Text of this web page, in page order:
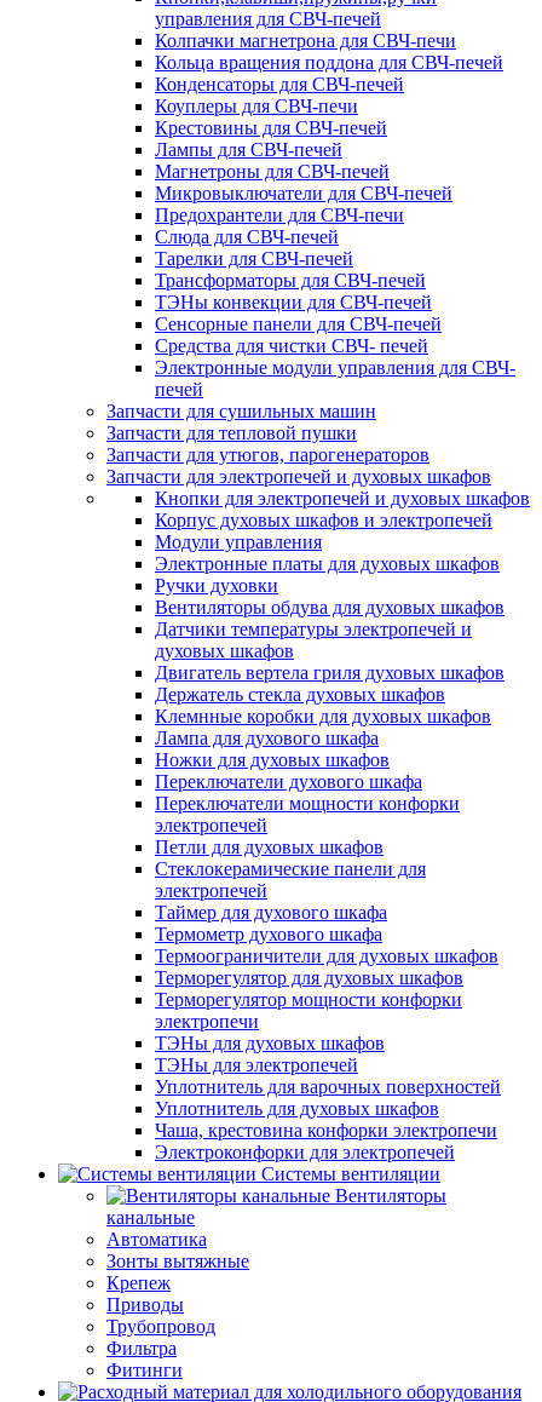
управления для СВЧ-печей
Колпачки магнетрона для СВЧ-печи
Кольца вращения поддона для СВЧ-печей
Конденсаторы для СВЧ-печей
Коуплеры для СВЧ-печи
Крестовины для СВЧ-печей
Лампы для СВЧ-печей
Магнетроны для СВЧ-печей
Микровыключатели для СВЧ-печей
Предохрантели для СВЧ-печи
Слюда для СВЧ-печей
Тарелки для СВЧ-печей
Трансформаторы для СВЧ-печей
ТЭНы конвекции для СВЧ-печей
Сенсорные панели для СВЧ-печей
Средства для чистки СВЧ- печей
Электронные модули управления для СВЧ-
печей
Запчасти для сушильных машин
Запчасти для тепловой пушки
Запчасти для утюгов, парогенераторов
Запчасти для электропечей и духовых шкафов
Кнопки для электропечей и духовых шкафов
Корпус духовых шкафов и электропечей
Модули управления
Электронные платы для духовых шкафов
Ручки духовки
Вентиляторы обдува для духовых шкафов
Датчики температуры электропечей и
духовых шкафов
Двигатель вертела гриля духовых шкафов
Держатель стекла духовых шкафов
Клемнные коробки для духовых шкафов
Лампа для духового шкафа
Ножки для духовых шкафов
Переключатели духового шкафа
Переключатели мощности конфорки
электропечей
Петли для духовых шкафов
Стеклокерамические панели для
электропечей
Таймер для духового шкафа
Термометр духового шкафа
Термоограничители для духовых шкафов
Терморегулятор для духовых шкафов
Терморегулятор мощности конфорки
электропечи
ТЭНы для духовых шкафов
ТЭНы для электропечей
Уплотнитель для варочных поверхностей
Уплотнитель для духовых шкафов
Чаша, крестовина конфорки электропечи
Электроконфорки для электропечей
Системы вентиляции
Вентиляторы
канальные
Автоматика
Зонты вытяжные
Крепеж
Приводы
Трубопровод
Фильтра
Фитинги